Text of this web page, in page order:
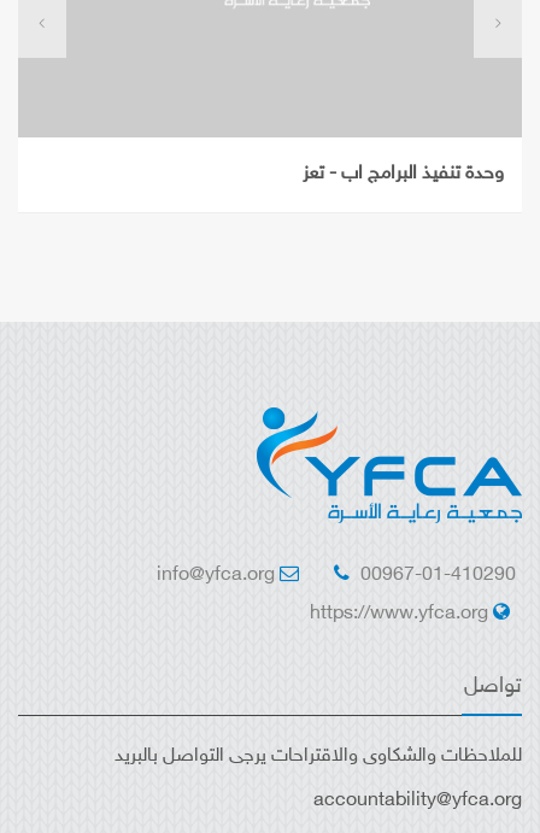
وحدة تنفيذ البرامج اب - تعز
00967-01-410290
info@yfca.org
https://www.yfca.org
تواصل
للملاحظات والشكاوى والاقتراحات يرجى التواصل بالبريد
accountability@yfca.org